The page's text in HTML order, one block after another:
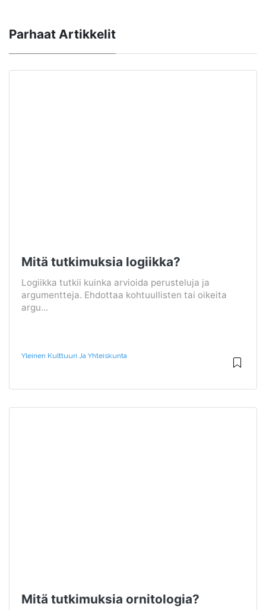
Parhaat Artikkelit
Mitä tutkimuksia logiikka?
Logiikka tutkii kuinka arvioida perusteluja ja
argumentteja. Ehdottaa kohtuullisten tai oikeita
argu...
Yleinen Kulttuuri Ja Yhteiskunta
Mitä tutkimuksia ornitologia?